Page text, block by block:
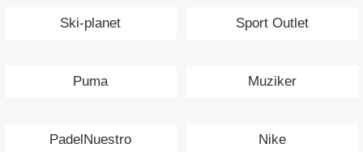
Ski-planet Sport Outlet
Puma Muziker
PadelNuestro Nike